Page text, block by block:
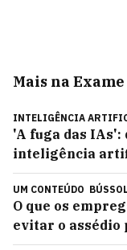
Mais na Exame
INTELIGÊNCIA
'A fuga das IAs':
inteligência
UM CONTEÚDO
O que os
evitar o assédio